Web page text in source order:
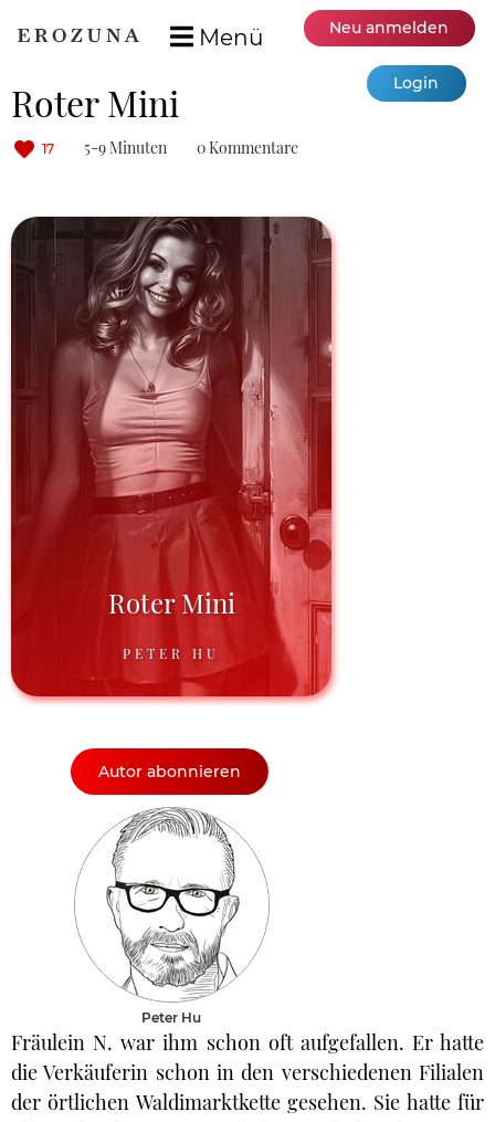
Menü Neu anmelden
Login
Roter Mini
17 5-9 Minuten 0 Kommentare
Roter Mini
PETER HU
Autor abonnieren
Peter Hu
Fräulein N. war ihm schon oft aufgefallen. Er hatte
die Verkäuferin schon in den verschiedenen Filialen
der örtlichen Waldimarktkette gesehen. Sie hatte für